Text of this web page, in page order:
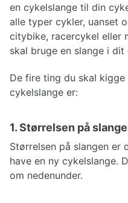
en cykelslange til din
alle typer cykler, uanset
citybike, racercykel eller
skal bruge en slange i
De fire ting du skal
cykelslange er:
1. Størrelsen på
Størrelsen på slangen er
have en ny cykelslange.
om nedenunder.